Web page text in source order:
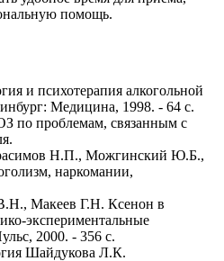
помощь.
и психотерапия алкогольной
Медицина, 1998. - 64 с.
по проблемам, связанным с
Н.П., Можгинский Ю.Б.,
наркомании,
Макеев Г.Н. Ксенон в
экспериментальные
2000. - 356 с.
Шайдукова Л.К.